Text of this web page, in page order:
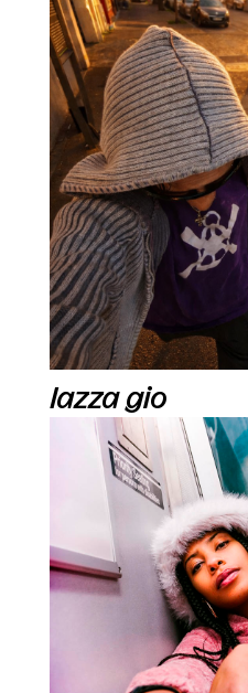
lazza gio